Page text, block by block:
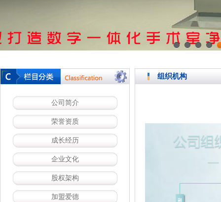
1 2 3 4
公司简介
荣誉资质
成长经历
企业文化
股权架构
加盟爱德
组织机构